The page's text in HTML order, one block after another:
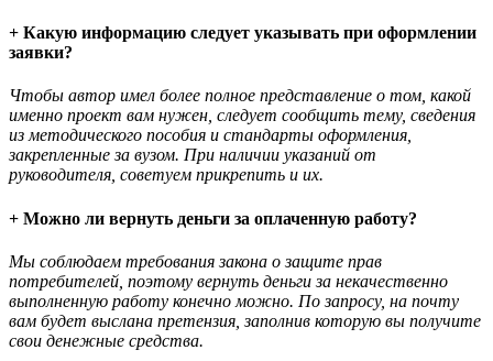
+ Какую информацию следует указывать при оформлении
заявки?
Чтобы автор имел более полное представление о том, какой
именно проект вам нужен, следует сообщить тему, сведения
из методического пособия и стандарты оформления,
закрепленные за вузом. При наличии указаний от
руководителя, советуем прикрепить и их.
+ Можно ли вернуть деньги за оплаченную работу?
Мы соблюдаем требования закона о защите прав
потребителей, поэтому вернуть деньги за некачественно
выполненную работу конечно можно. По запросу, на почту
вам будет выслана претензия, заполнив которую вы получите
свои денежные средства.